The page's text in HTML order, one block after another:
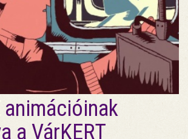
animációinak
a VárKERT